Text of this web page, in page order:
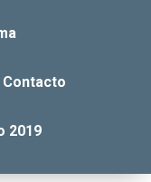
Contacto
2019